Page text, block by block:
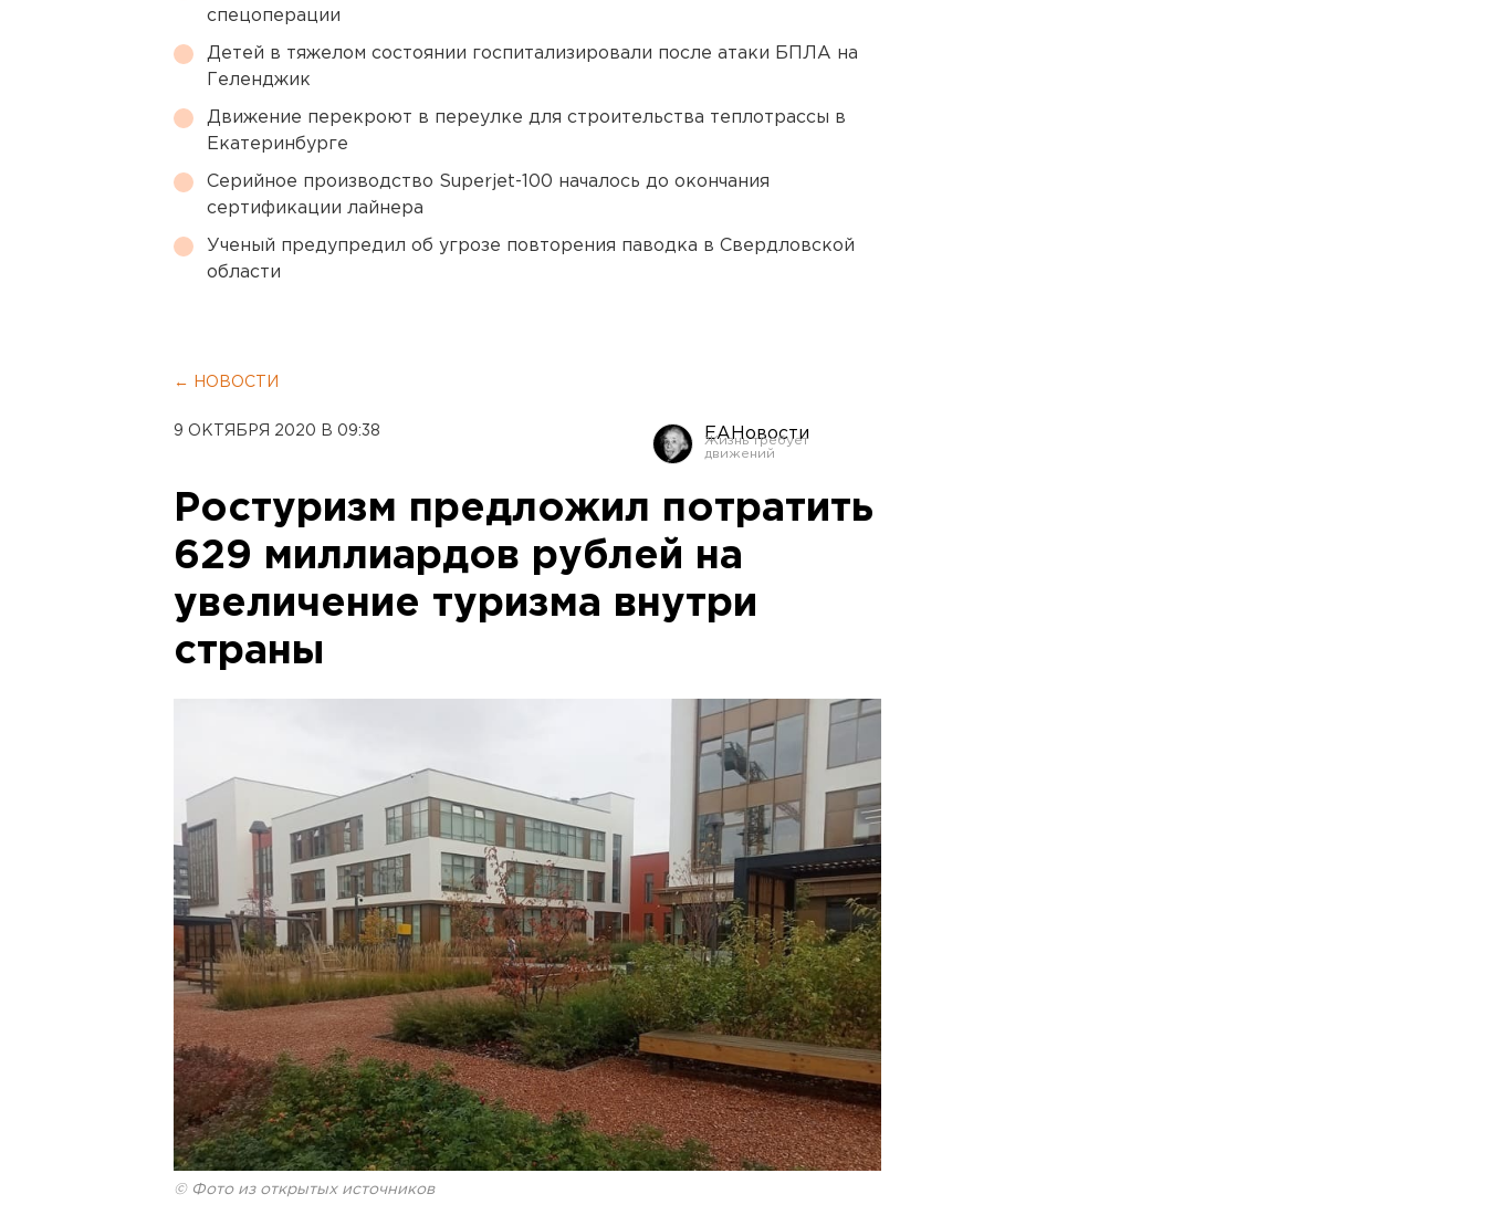
спецоперации
Детей в тяжелом состоянии госпитализировали после атаки БПЛА на
Геленджик
Движение перекроют в переулке для строительства теплотрассы в
Екатеринбурге
Серийное производство Superjet-100 началось до окончания
сертификации лайнера
Ученый предупредил об угрозе повторения паводка в Свердловской
области
← НОВОСТИ
9 ОКТЯБРЯ 2020 В 09:38 ЕАНовости
Ростуризм предложил потратить
629 миллиардов рублей на
увеличение туризма внутри
страны
© Фото из открытых источников